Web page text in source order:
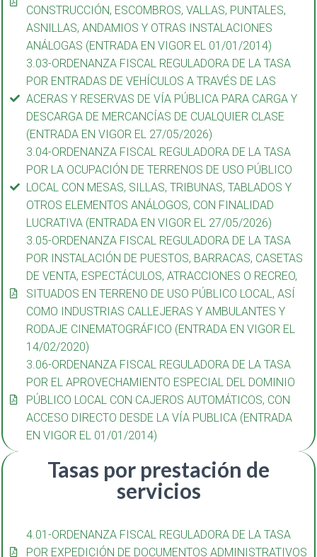
CONSTRUCCIÓN, ESCOMBROS, VALLAS, PUNTALES,
ASNILLAS, ANDAMIOS Y OTRAS INSTALACIONES
ANÁLOGAS (ENTRADA EN VIGOR EL 01/01/2014)
3.03-ORDENANZA FISCAL REGULADORA DE LA TASA
POR ENTRADAS DE VEHÍCULOS A TRAVÉS DE LAS
ACERAS Y RESERVAS DE VÍA PÚBLICA PARA CARGA Y
DESCARGA DE MERCANCÍAS DE CUALQUIER CLASE
(ENTRADA EN VIGOR EL 27/05/2026)
3.04-ORDENANZA FISCAL REGULADORA DE LA TASA
POR LA OCUPACIÓN DE TERRENOS DE USO PÚBLICO
LOCAL CON MESAS, SILLAS, TRIBUNAS, TABLADOS Y
OTROS ELEMENTOS ANÁLOGOS, CON FINALIDAD
LUCRATIVA (ENTRADA EN VIGOR EL 27/05/2026)
3.05-ORDENANZA FISCAL REGULADORA DE LA TASA
POR INSTALACIÓN DE PUESTOS, BARRACAS, CASETAS
DE VENTA, ESPECTÁCULOS, ATRACCIONES O RECREO,
SITUADOS EN TERRENO DE USO PÚBLICO LOCAL, ASÍ
COMO INDUSTRIAS CALLEJERAS Y AMBULANTES Y
RODAJE CINEMATOGRÁFICO (ENTRADA EN VIGOR EL
14/02/2020)
3.06-ORDENANZA FISCAL REGULADORA DE LA TASA
POR EL APROVECHAMIENTO ESPECIAL DEL DOMINIO
PÚBLICO LOCAL CON CAJEROS AUTOMÁTICOS, CON
ACCESO DIRECTO DESDE LA VÍA PUBLICA (ENTRADA
EN VIGOR EL 01/01/2014)
Tasas por prestación de
servicios
4.01-ORDENANZA FISCAL REGULADORA DE LA TASA
POR EXPEDICIÓN DE DOCUMENTOS ADMINISTRATIVOS